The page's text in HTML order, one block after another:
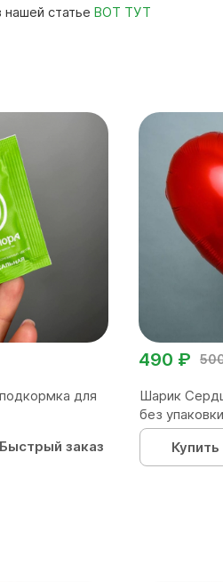
нашей статье ВОТ ТУТ
для
Быстрый заказ
490 ₽
Шарик
без
Купить